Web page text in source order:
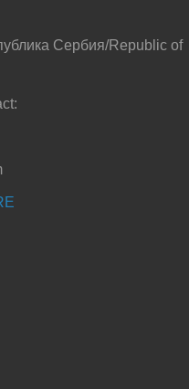
Сербия/Republic of